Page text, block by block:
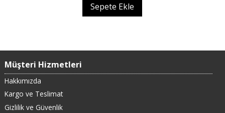
Sepete Ekle
Müşteri Hizmetleri
Hakkımızda
Kargo ve Teslimat
Gizlilik ve Güvenlik